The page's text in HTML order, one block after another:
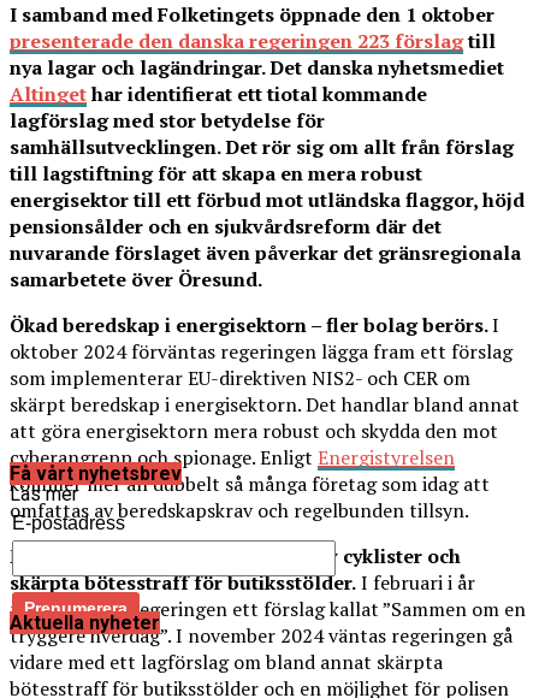
I samband med Folketingets öppnade den 1 oktober
presenterade den danska regeringen 223 förslagtill
nya lagar och lagändringar. Det danska nyhetsmediet
Altingethar identifierat ett tiotal kommande
lagförslag med stor betydelse för
samhällsutvecklingen. Det rör sig om allt från förslag
till lagstiftning för att skapa en mera robust
energisektor till ett förbud mot utländska flaggor, höjd
pensionsålder och en sjukvårdsreform där det
nuvarande förslaget även påverkar det gränsregionala
samarbetete över Öresund.
Ökad beredskap i energisektorn – fler bolag berörs.I
oktober 2024 förväntas regeringen lägga fram ett förslag
som implementerar EU-direktiven NIS2- och CER om
skärpt beredskap i energisektorn. Det handlar bland annat
att göra energisektorn mera robust och skydda den mot
cyberangrepp och spionage. Enligt Energistyrelsen
kommer mer än dubbelt så många företag som idag att
omfattas av beredskapskrav och regelbunden tillsyn.
Möjlighet till stickprovskontroll av cyklister och
skärpta bötesstraff för butiksstölder.I februari i år
presenterade regeringen ett förslag kallat ”Sammen om en
tryggere hverdag”. I november 2024 väntas regeringen gå
vidare med ett lagförslag om bland annat skärpta
bötesstraff för butiksstölder och en möjlighet för polisen
Läs mer
Få vårt nyhetsbrev
E-postadress
Aktuella nyheter